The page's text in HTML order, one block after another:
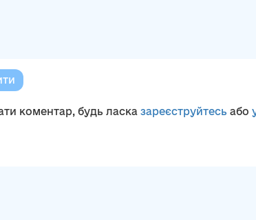
коментар, будь ласка зареєструйтесь або